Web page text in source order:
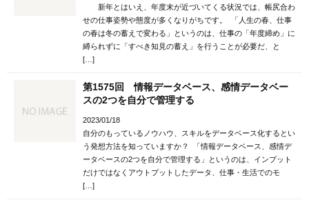
新年とはいえ、年度末が近づいてくる状況では、帳尻合わ
せの仕事姿勢や態度が多くなりがちです。 「人生の春、仕事
の春は冬の蓄えで変わる」というのは、仕事の「年度締め」に
縛られずに「すべき知見の蓄え」を行うことが必要だ、と
[…]
第1575回 情報データベース、感情データベー
スの2つを自分で管理する
2023/01/18
自分のもっているノウハウ、スキルをデータベース化するとい
う発想方法を知っていますか？ 「情報データベース、感情デ
ータベースの2つを自分で管理する」というのは、インプット
だけではなくアウトプットしたデータ、仕事・生活でのモ
[…]